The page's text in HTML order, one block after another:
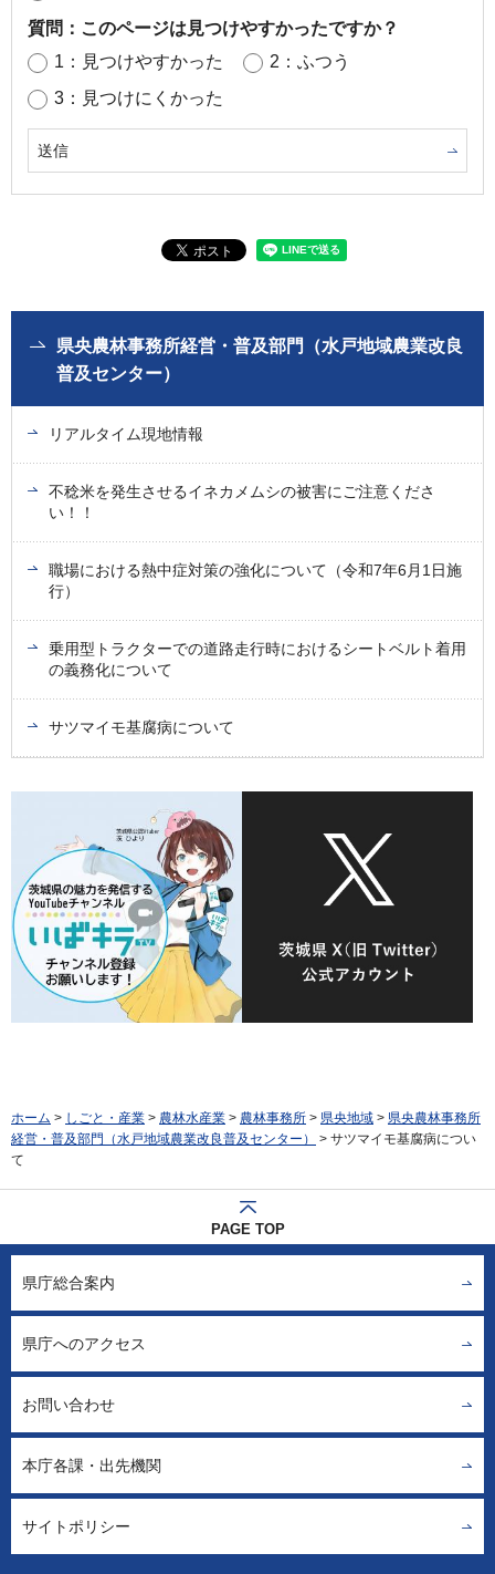
質問：このページは見つけやすかったですか？
1：見つけやすかった
2：ふつう
3：見つけにくかった
県央農林事務所経営・普及部門（水戸地域農業改良
普及センター）
リアルタイム現地情報
不稔米を発生させるイネカメムシの被害にご注意くださ
い！！
職場における熱中症対策の強化について（令和7年6月1日施
行）
乗用型トラクターでの道路走行時におけるシートベルト着用
の義務化について
サツマイモ基腐病について
ホーム > しごと・産業 > 農林水産業 > 農林事務所 > 県央地域 > 県央農林事務所
経営・普及部門（水戸地域農業改良普及センター）
> サツマイモ基腐病につい
て
PAGE TOP
県庁総合案内
県庁へのアクセス
お問い合わせ
本庁各課・出先機関
サイトポリシー